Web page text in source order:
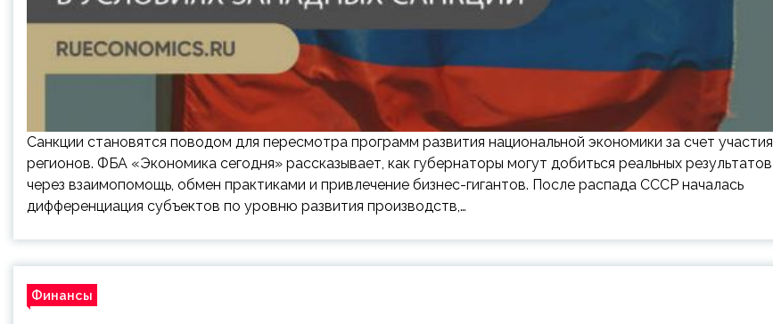
Санкции становятся поводом для пересмотра программ развития национальной экономики за счет участия
регионов. ФБА «Экономика сегодня» рассказывает, как губернаторы могут добиться реальных результатов
через взаимопомощь, обмен практиками и привлечение бизнес-гигантов. После распада СССР началась
дифференциация субъектов по уровню развития производств,…
Финансы